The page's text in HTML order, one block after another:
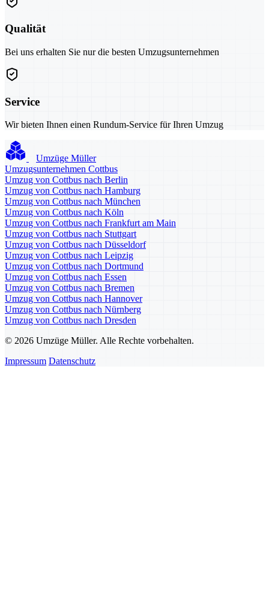
Qualität
Bei uns erhalten Sie nur die besten Umzugsunternehmen
Service
Wir bieten Ihnen einen Rundum-Service für Ihren Umzug
Umzüge Müller
Umzugsunternehmen Cottbus
Umzug von Cottbus nach Berlin
Umzug von Cottbus nach Hamburg
Umzug von Cottbus nach München
Umzug von Cottbus nach Köln
Umzug von Cottbus nach Frankfurt am Main
Umzug von Cottbus nach Stuttgart
Umzug von Cottbus nach Düsseldorf
Umzug von Cottbus nach Leipzig
Umzug von Cottbus nach Dortmund
Umzug von Cottbus nach Essen
Umzug von Cottbus nach Bremen
Umzug von Cottbus nach Hannover
Umzug von Cottbus nach Nürnberg
Umzug von Cottbus nach Dresden
© 2026 Umzüge Müller. Alle Rechte vorbehalten.
Impressum Datenschutz